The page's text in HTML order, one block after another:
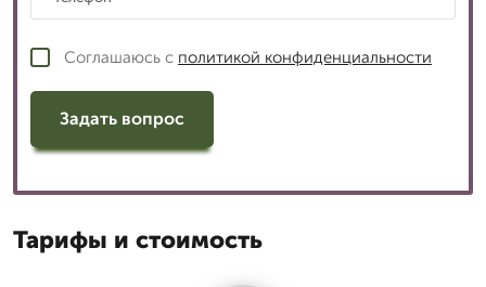
Соглашаюсь с политикой конфиденциальности
Задать вопрос
Тарифы и стоимость